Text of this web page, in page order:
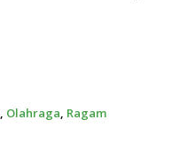
, Olahraga, Ragam